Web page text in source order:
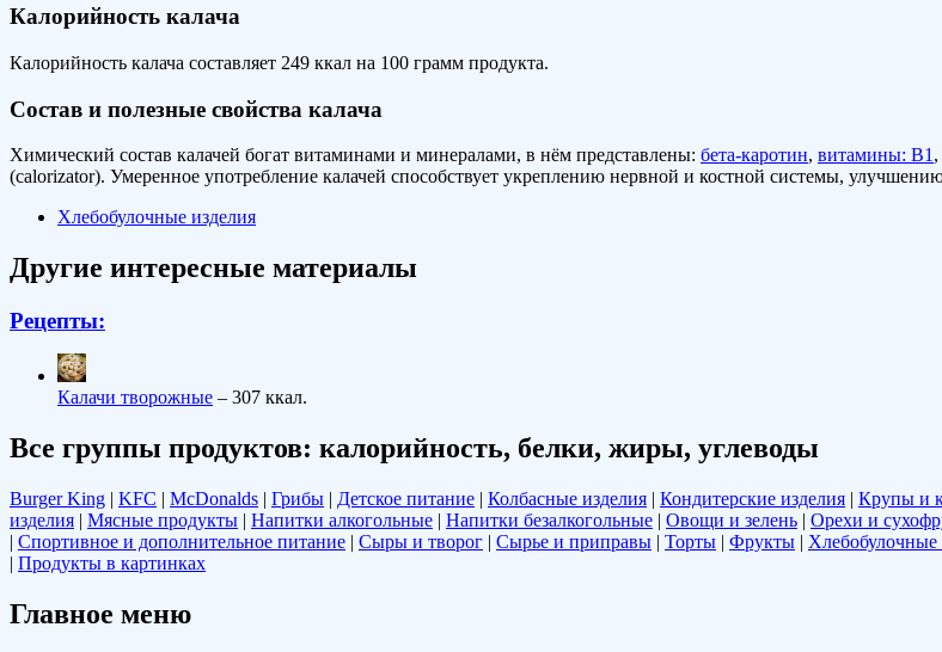
Калорийность калача
Калорийность калача составляет 249 ккал на 100 грамм продукта.
Состав и полезные свойства калача
Химический состав калачей богат витаминами и минералами, в нём представлены: бета-каротин, витамины: В1 ,
(calorizator). Умеренное употребление калачей способствует укреплению нервной и костной системы,
Хлебобулочные изделия
Другие интересные материалы
Рецепты:
Калачи творожные – 307 ккал.
Все группы продуктов: калорийность, белки, жиры, углеводы
Burger King | KFC | McDonalds | Грибы | Детское питание | Колбасные изделия | Кондитерские изделия | Крупы и
изделия | Мясные продукты | Напитки алкогольные | Напитки безалкогольные | Овощи и зелень | Орехи и
| Спортивное и дополнительное питание | Сыры и творог | Сырье и приправы | Торты | Фрукты | Хлебобулочные
| Продукты в картинках
Главное меню